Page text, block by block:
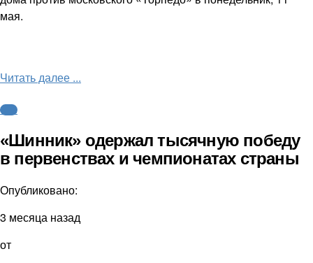
мая.
Читать далее ...
ФНЛ
«Шинник» одержал тысячную победу
в первенствах и чемпионатах страны
Опубликовано:
3 месяца назад
от